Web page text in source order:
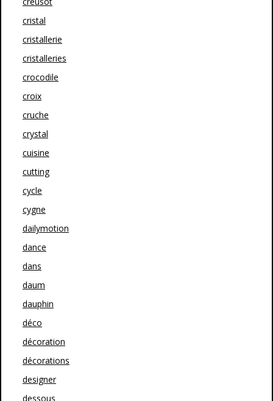
cristal
cristallerie
cristalleries
crocodile
croix
cruche
crystal
cuisine
cutting
cycle
cygne
dailymotion
dance
dans
daum
dauphin
déco
décoration
décorations
designer
dessous